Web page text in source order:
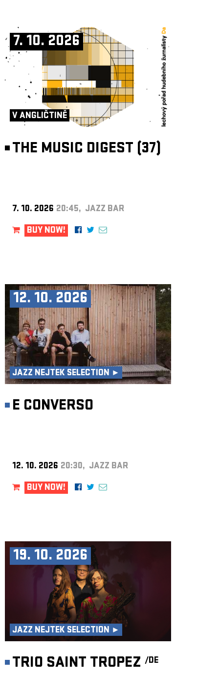
7. 10. 2026
V ANGLIČTINĚ
THE MUSIC DIGEST (37)
7. 10. 2026 20:45, JAZZ BAR
BUY NOW!
12. 10. 2026
JAZZ NEJTEK SELECTION ►
E CONVERSO
12. 10. 2026 20:30, JAZZ BAR
BUY NOW!
19. 10. 2026
JAZZ NEJTEK SELECTION ►
TRIO SAINT TROPEZ /DE